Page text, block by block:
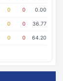
0 0 0.00
0 0 36.77
0 0 64.20